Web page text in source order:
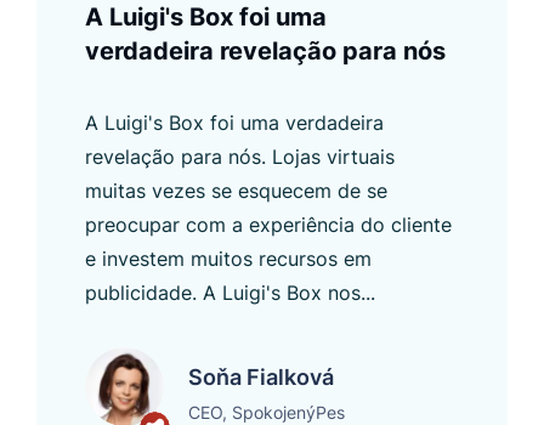
A Luigi's Box foi uma
verdadeira revelação para nós
A Luigi's Box foi uma verdadeira
revelação para nós. Lojas virtuais
muitas vezes se esquecem de se
preocupar com a experiência do cliente
e investem muitos recursos em
publicidade. A Luigi's Box nos...
Soňa Fialková
CEO, SpokojenýPes